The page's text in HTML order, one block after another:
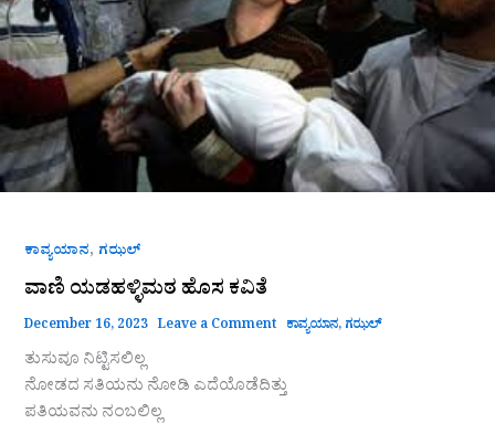
ಕಾವ್ಯಯಾನ, ಗಝಲ್
ವಾಣಿ ಯಡಹಳ್ಳಿಮಠ ಹೊಸ ಕವಿತೆ
December 16, 2023 Leave a Comment ಕಾವ್ಯಯಾನ, ಗಝಲ್
ತುಸುವೂ ನಿಟ್ಟಿಸಲಿಲ್ಲ
ನೋಡದ ಸತಿಯನು ನೋಡಿ ಎದೆಯೊಡೆದಿತ್ತು
ಪತಿಯವನು ನಂಬಲಿಲ್ಲ